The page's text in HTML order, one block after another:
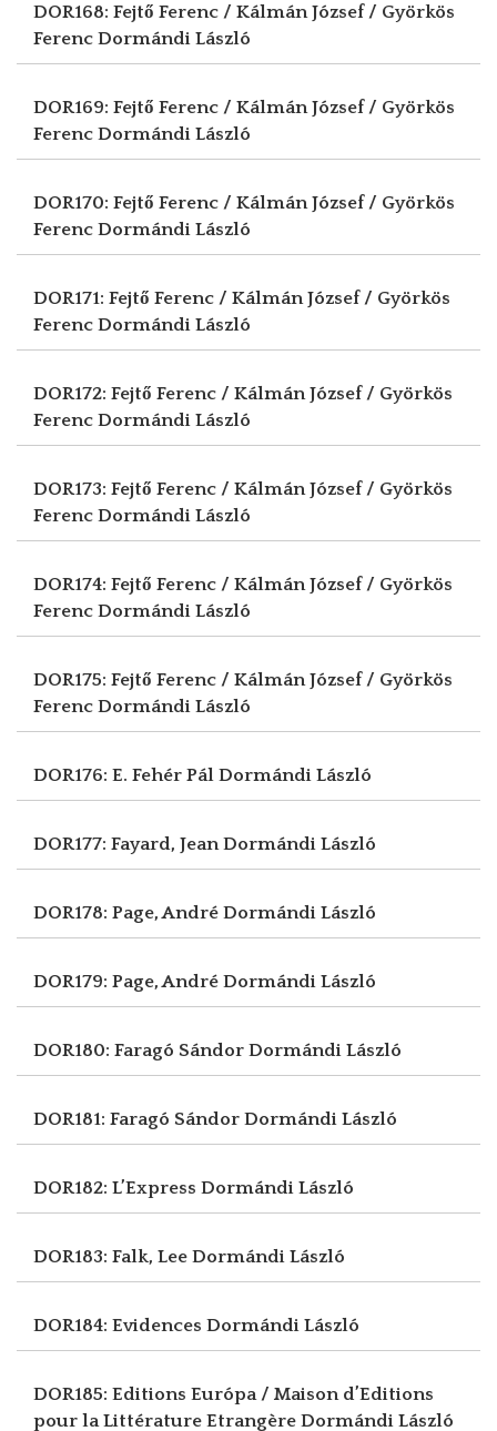
DOR168: Fejtő Ferenc / Kálmán József / Györkös
Ferenc Dormándi László
DOR169: Fejtő Ferenc / Kálmán József / Györkös
Ferenc Dormándi László
DOR170: Fejtő Ferenc / Kálmán József / Györkös
Ferenc Dormándi László
DOR171: Fejtő Ferenc / Kálmán József / Györkös
Ferenc Dormándi László
DOR172: Fejtő Ferenc / Kálmán József / Györkös
Ferenc Dormándi László
DOR173: Fejtő Ferenc / Kálmán József / Györkös
Ferenc Dormándi László
DOR174: Fejtő Ferenc / Kálmán József / Györkös
Ferenc Dormándi László
DOR175: Fejtő Ferenc / Kálmán József / Györkös
Ferenc Dormándi László
DOR176: E. Fehér Pál Dormándi László
DOR177: Fayard, JeanDormándi László
DOR178: Page, André Dormándi László
DOR179: Page, André Dormándi László
DOR180: Faragó Sándor Dormándi László
DOR181: Faragó Sándor Dormándi László
DOR182: L’Express Dormándi László
DOR183: Falk, Lee Dormándi László
DOR184: Evidences Dormándi László
DOR185: Editions Európa / Maison d’Editions
pour la Littérature Etrangère Dormándi László